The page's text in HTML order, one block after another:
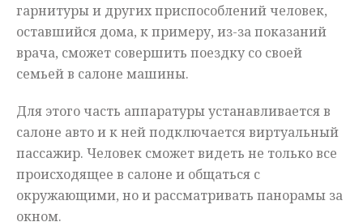
гарнитуры и других приспособлений человек,
оставшийся дома, к примеру, из-за показаний
врача, сможет совершить поездку со своей
семьей в салоне машины.
Для этого часть аппаратуры устанавливается в
салоне авто и к ней подключается виртуальный
пассажир. Человек сможет видеть не только все
происходящее в салоне и общаться с
окружающими, но и рассматривать панорамы за
окном.